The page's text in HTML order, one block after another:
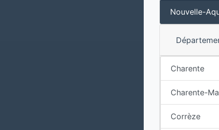
Nouvelle-
Charente
Charente-
Corrèze